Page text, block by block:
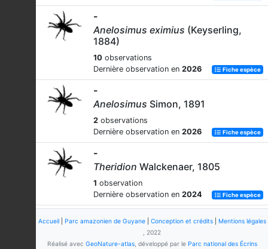
-
Anelosimus eximius (Keyserling,
1884)
10 observations
Dernière observation en 2026 Fiche espèce
-
Anelosimus Simon, 1891
2 observations
Dernière observation en 2026 Fiche espèce
-
Theridion Walckenaer, 1805
1 observation
Dernière observation en 2024 Fiche espèce
Accueil| Parc amazonien de Guyane| Conception et crédits| Mentions légales
, 2022
Réalisé avec GeoNature-atlas, développé par le Parc national des Écrins